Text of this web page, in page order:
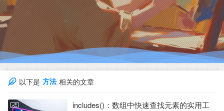
以下是 方法 相关的文章
includes()：数组中快速查找元素的实用工